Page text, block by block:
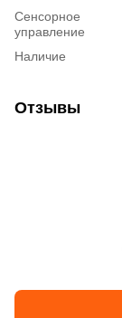
Сенсорное
управление
Наличие
Отзывы